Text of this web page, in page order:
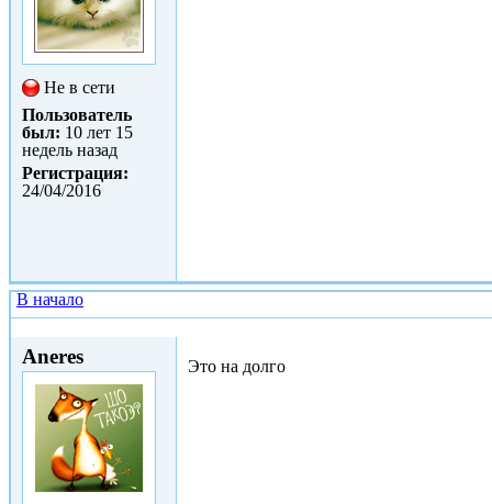
Не в сети
Пользователь
был: 10 лет 15
недель назад
Регистрация:
24/04/2016
В начало
Aneres Это на долго